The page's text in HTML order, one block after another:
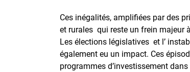
Ces inégalités, amplifiées par des
et rurales qui reste un frein majeur
Les élections législatives et l’
également eu un impact. Ces
programmes d’investissement